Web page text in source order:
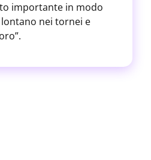
importante in modo
nei tornei e